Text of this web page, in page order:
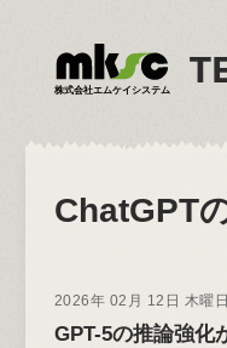
株式会社エムケイシステム
ChatGPT
2026年 02月 12日 木曜日
GPT-5の推論強化